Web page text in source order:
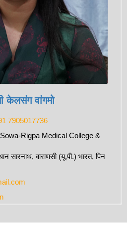
केलसंग वांगमो
7905017736
Rigpa Medical College &
सारनाथ, वाराणसी (यू.पी.) भारत, पिन